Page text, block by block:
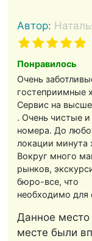
Автор:
Понравилось
Очень
гостеприимные
Сервис на
. Очень чистые
номера. До
локации минута
Вокруг много
рынков,
бюро-все, что
необходимо для
Данное
месте были